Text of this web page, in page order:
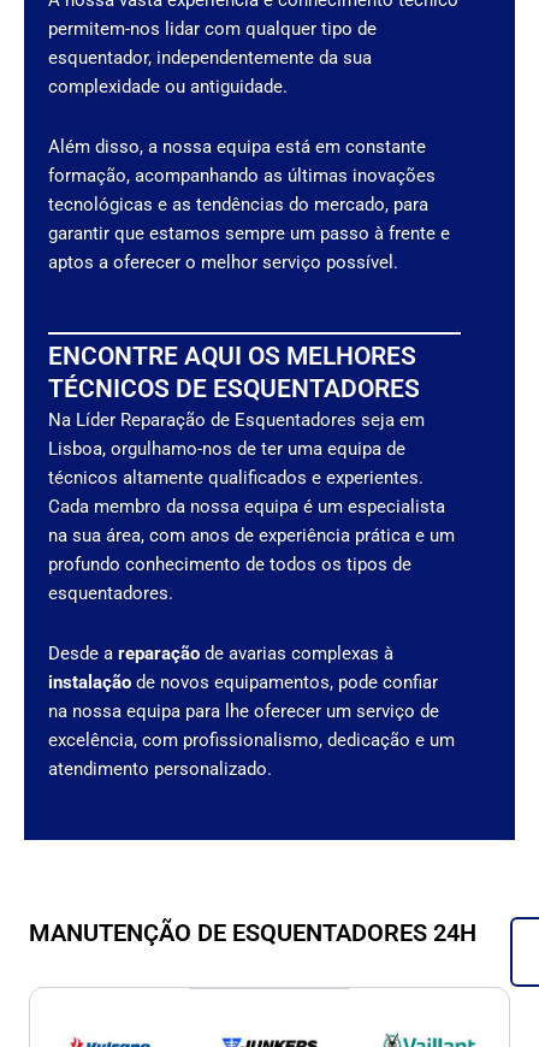
permitem-nos lidar com qualquer tipo de
esquentador, independentemente da sua
complexidade ou antiguidade.
Além disso, a nossa equipa está em constante
formação, acompanhando as últimas inovações
tecnológicas e as tendências do mercado, para
garantir que estamos sempre um passo à frente e
aptos a oferecer o melhor serviço possível.
ENCONTRE AQUI OS MELHORES
TÉCNICOS DE ESQUENTADORES
Na Líder Reparação de Esquentadores seja em
Lisboa, orgulhamo-nos de ter uma equipa de
técnicos altamente qualificados e experientes.
Cada membro da nossa equipa é um especialista
na sua área, com anos de experiência prática e um
profundo conhecimento de todos os tipos de
esquentadores.
Desde a reparação de avarias complexas à
instalação de novos equipamentos, pode confiar
na nossa equipa para lhe oferecer um serviço de
excelência, com profissionalismo, dedicação e um
atendimento personalizado.
MANUTENÇÃO DE ESQUENTADORES 24H